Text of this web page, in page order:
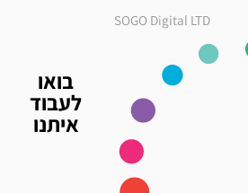
בואו
לעבוד
איתנו
SOGO Digital LTD